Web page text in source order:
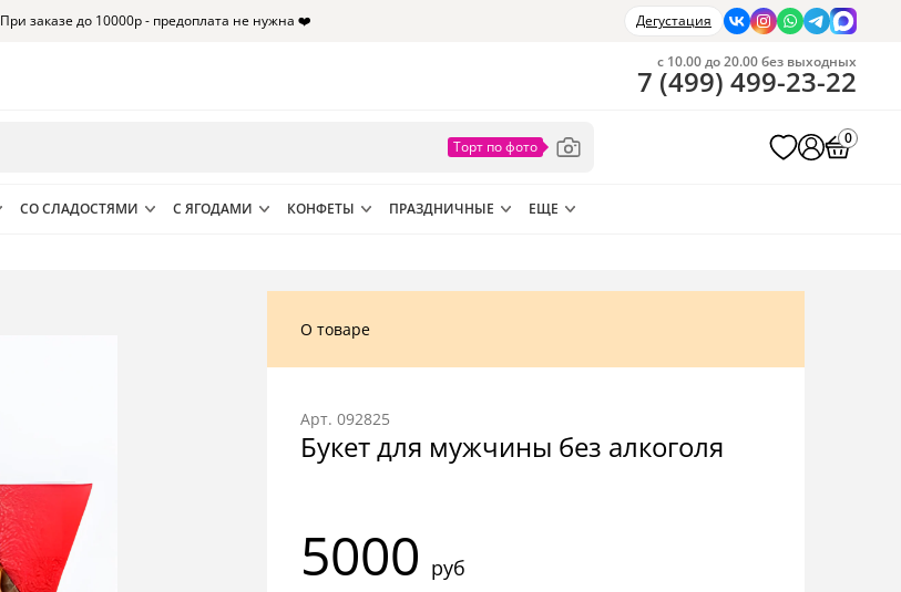
При заказе до 10000р - предоплата не нужна ❤️ Дегустация
с 10.00 до 20.00 без выходных
7 (499) 499-23-22
0
СО СЛАДОСТЯМИ С ЯГОДАМИ КОНФЕТЫ ПРАЗДНИЧНЫЕ ЕЩЕ
О товаре
Арт. 092825
Букет для мужчины без алкоголя
5000 руб